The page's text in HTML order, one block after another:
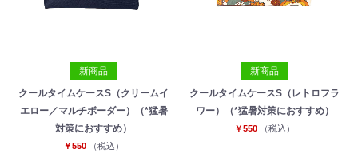
新商品
クールタイムケースS（クリームイ
エロー／マルチボーダー）（*猛暑
対策におすすめ）
￥550 （税込）
新商品
クールタイムケースS（レトロフラ
ワー）（*猛暑対策におすすめ）
￥550 （税込）